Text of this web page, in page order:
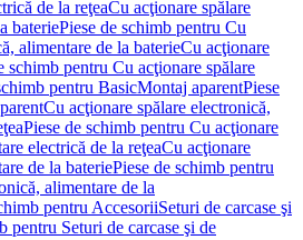
de la reţeaCu acţionare spălare
bateriePiese de schimb pentru Cu
alimentare de la baterieCu acţionare
schimb pentru Cu acţionare spălare
pentru BasicMontaj aparentPiese
Cu acţionare spălare electronică,
Piese de schimb pentru Cu acţionare
electrică de la reţeaCu acţionare
de la bateriePiese de schimb pentru
alimentare de la
pentru AccesoriiSeturi de carcase şi
pentru Seturi de carcase şi de